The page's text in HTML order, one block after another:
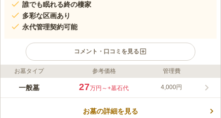
誰でも眠れる終の棲家
多彩な区画あり
永代管理契約可能
コメント・口コミを見る
ライフドット編集部のコメント
豊かな緑と美しい眺望が魅力の墓園です。 春には桜が咲き、遠
を大切にしたい方にピッタリです。 祭事室｢絆の杜｣を完備して
お墓タイプ 参考価格 管理費
一般墓 27万円～+墓石代 4,000円
お墓の詳細を見る